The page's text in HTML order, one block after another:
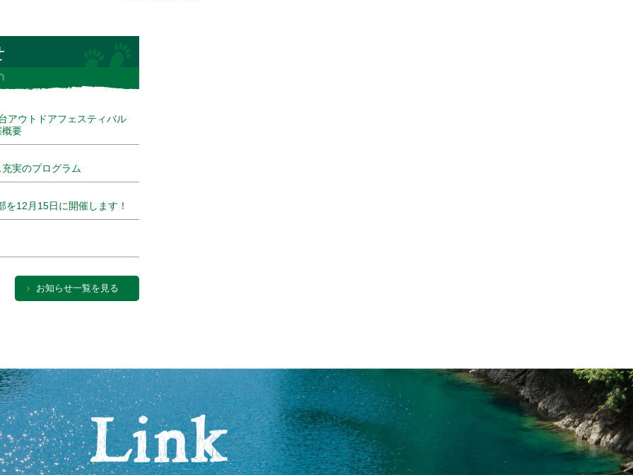
アウトドアフェスティバル
要
実のプログラム
12月15日に開催します！
お知らせ一覧を見る
Link FAN & FUN